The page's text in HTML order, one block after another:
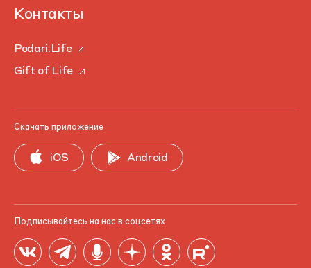
Контакты
Podari.Life
Gift of Life
Скачать приложение
iOS Android
Подписывайтесь на нас в соцсетях